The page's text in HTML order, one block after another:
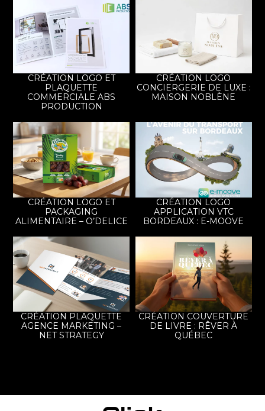
CRÉATION LOGO ET
PLAQUETTE
COMMERCIALE ABS
PRODUCTION
CRÉATION LOGO
CONCIERGERIE DE LUXE :
MAISON NOBLÈNE
CRÉATION LOGO ET
PACKAGING
ALIMENTAIRE – O’DELICE
CRÉATION LOGO
APPLICATION VTC
BORDEAUX : E-MOOVE
CRÉATION PLAQUETTE
AGENCE MARKETING –
NET STRATEGY
CRÉATION COUVERTURE
DE LIVRE : RÊVER À
QUÉBEC